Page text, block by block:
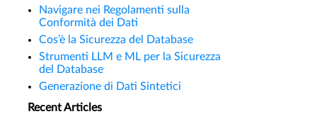
Navigare nei Regolamenti sulla
Conformità dei Dati
Cos’è la Sicurezza del Database
Strumenti LLM e ML per la Sicurezza
del Database
Generazione di Dati Sintetici
Recent Articles